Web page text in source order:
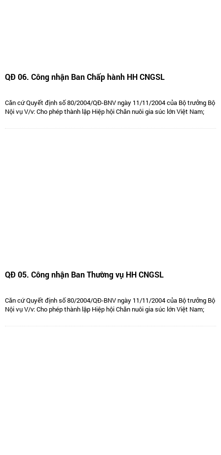
QĐ 06. Công nhận Ban Chấp hành HH CNGSL
Căn cứ Quyết định số 80/2004/QĐ-BNV ngày 11/11/2004 của Bộ trưởng Bộ
Nội vụ V/v: Cho phép thành lập Hiệp hội Chăn nuôi gia súc lớn Việt Nam;
QĐ 05. Công nhận Ban Thường vụ HH CNGSL
Căn cứ Quyết định số 80/2004/QĐ-BNV ngày 11/11/2004 của Bộ trưởng Bộ
Nội vụ V/v: Cho phép thành lập Hiệp hội Chăn nuôi gia súc lớn Việt Nam;